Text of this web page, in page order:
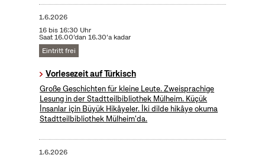
1.6.2026
16 bis 16:30 Uhr
Saat 16.00’dan 16.30’a kadar
Eintritt frei
Vorlesezeit auf Türkisch
Große Geschichten für kleine Leute. Zweisprachige
Lesung in der Stadtteilbibliothek Mülheim. Küçük
İnsanlar için Büyük Hikâyeler. İki dilde hikâye okuma
Stadtteilbibliothek Mülheim'da.
1.6.2026